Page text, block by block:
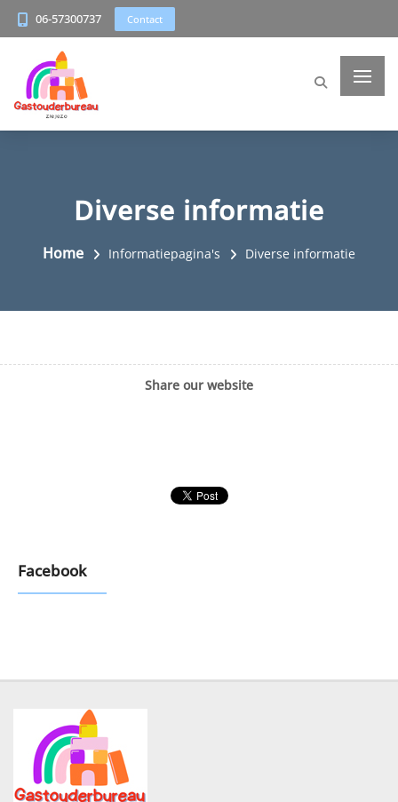
06-57300737 Contact
Diverse informatie
Home Informatiepagina's Diverse informatie
Share our website
Facebook